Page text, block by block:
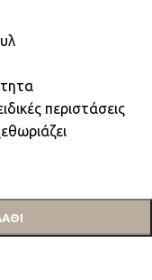
περιστάσεις